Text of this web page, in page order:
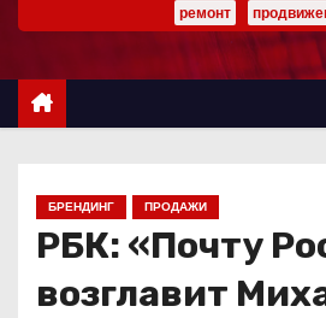
р
ремонт
БРЕНДИНГ ПРОДАЖИ
РБК: «Почту
возглавит